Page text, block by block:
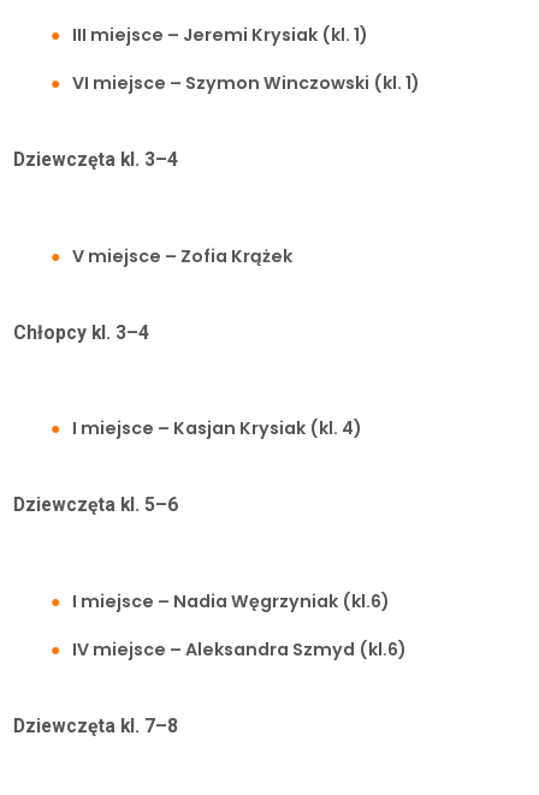
III miejsce – Jeremi Krysiak (kl. 1)
VI miejsce – Szymon Winczowski (kl. 1)
Dziewczęta kl. 3–4
V miejsce – Zofia Krążek
Chłopcy kl. 3–4
I miejsce – Kasjan Krysiak (kl. 4)
Dziewczęta kl. 5–6
I miejsce – Nadia Węgrzyniak (kl.6)
IV miejsce – Aleksandra Szmyd (kl.6)
Dziewczęta kl. 7–8